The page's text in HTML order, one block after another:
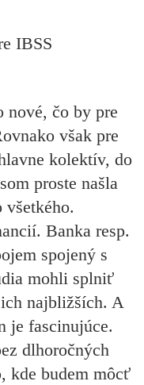
IBSS
nové, čo by pre
však pre
kolektív, do
proste našla
Banka resp.
spojený s
mohli splniť
najbližších. A
je fascinujúce.
dlhoročných
kde budem môcť